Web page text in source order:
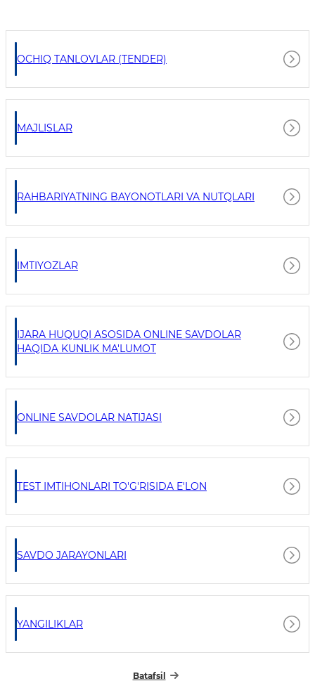
OCHIQ TANLOVLAR (TENDER)
MAJLISLAR
RAHBARIYATNING BAYONOTLARI VA NUTQLARI
IMTIYOZLAR
IJARA HUQUQI ASOSIDA ONLINE SAVDOLAR
HAQIDA KUNLIK MA'LUMOT
ONLINE SAVDOLAR NATIJASI
TEST IMTIHONLARI TO'G'RISIDA E'LON
SAVDO JARAYONLARI
YANGILIKLAR
Batafsil